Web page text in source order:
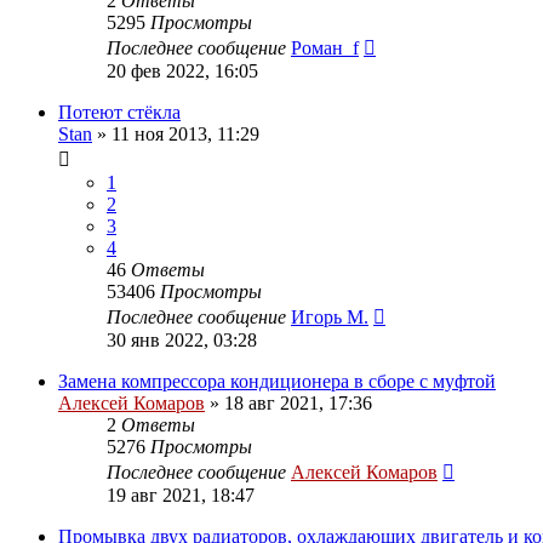
5295 Просмотры
Последнее сообщение Роман_f
20 фев 2022, 16:05
Потеют стёкла
Stan » 11 ноя 2013, 11:29
1
2
3
4
46 Ответы
53406 Просмотры
Последнее сообщение Игорь М.
30 янв 2022, 03:28
Замена компрессора кондиционера в сборе с муфтой
Алексей Комаров » 18 авг 2021, 17:36
2 Ответы
5276 Просмотры
Последнее сообщение Алексей Комаров
19 авг 2021, 18:47
Промывка двух радиаторов, охлаждающих двигатель и